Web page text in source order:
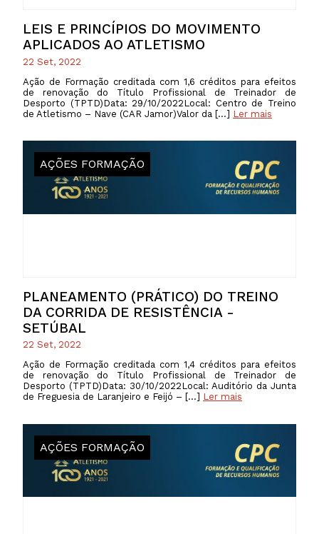
LEIS E PRINCÍPIOS DO MOVIMENTO
APLICADOS AO ATLETISMO
22 Set, 2022
Ação de Formação creditada com 1,6 créditos para efeitos
de renovação do Título Profissional de Treinador de
Desporto (TPTD)Data: 29/10/2022Local: Centro de Treino
de Atletismo – Nave (CAR Jamor)Valor da […] Ler mais
PLANEAMENTO (PRÁTICO) DO TREINO
DA CORRIDA DE RESISTÊNCIA -
SETÚBAL
AÇÕES FORMAÇÃO
22 Set, 2022
Ação de Formação creditada com 1,4 créditos para efeitos
de renovação do Título Profissional de Treinador de
Desporto (TPTD)Data: 30/10/2022Local: Auditório da Junta
de Freguesia de Laranjeiro e Feijó – […] Ler mais
AÇÕES FORMAÇÃO